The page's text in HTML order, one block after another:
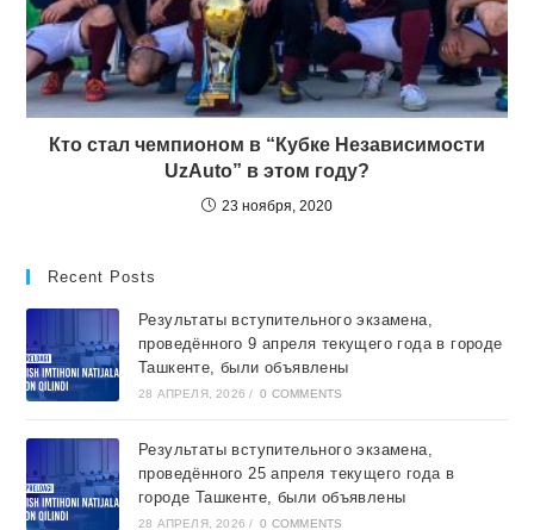
Кто стал чемпионом в “Кубке Независимости
UzAuto” в этом году?
23 ноября, 2020
Recent Posts
Результаты вступительного экзамена,
проведённого 9 апреля текущего года в городе
Ташкентe, были объявлены
28 АПРЕЛЯ, 2026 / 0 COMMENTS
Результаты вступительного экзамена,
проведённого 25 апреля текущего года в
городе Ташкентe, были объявлены
28 АПРЕЛЯ, 2026 / 0 COMMENTS